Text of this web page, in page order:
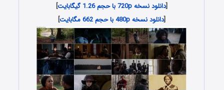
[دانلود نسخه 720p با حجم 1.26 گیگابایت
]
[دانلود نسخه 480p با حجم 662 مگابایت ]